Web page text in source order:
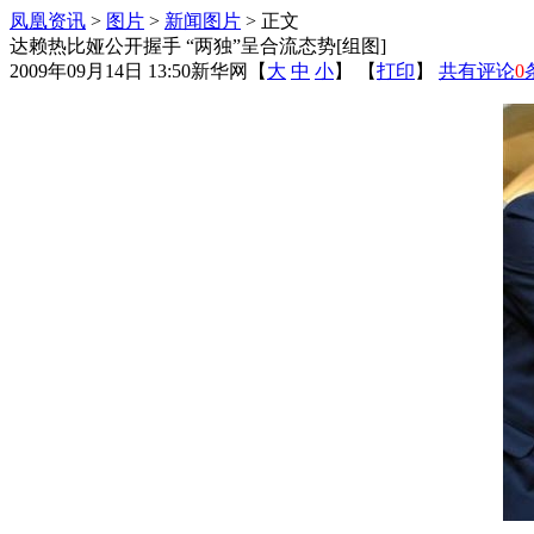
凤凰资讯 > 图片 > 新闻图片 > 正文
达赖热比娅公开握手 “两独”呈合流态势[组图]
2009年09月14日 13:50新华网 【 大 中 小】 【打印 】 共有评论0